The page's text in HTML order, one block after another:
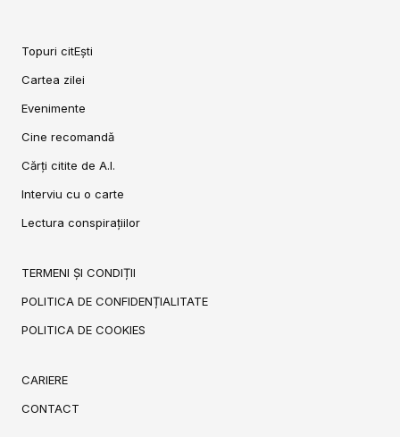
Topuri citEști
Cartea zilei
Evenimente
Cine recomandă
Cărți citite de A.I.
Interviu cu o carte
Lectura conspirațiilor
TERMENI ȘI CONDIȚII
POLITICA DE CONFIDENȚIALITATE
POLITICA DE COOKIES
CARIERE
CONTACT